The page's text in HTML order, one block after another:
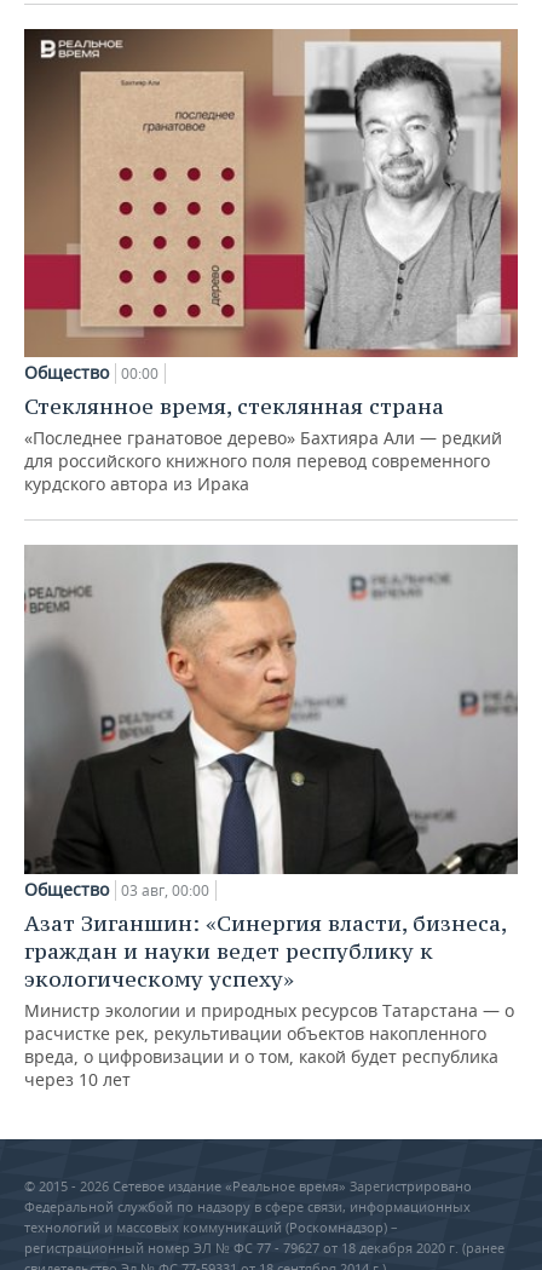
Общество 00:00
Стеклянное время, стеклянная страна
«Последнее гранатовое дерево» Бахтияра Али — редкий
для российского книжного поля перевод современного
курдского автора из Ирака
Общество 03 авг, 00:00
Азат Зиганшин: «Синергия власти, бизнеса,
граждан и науки ведет республику к
экологическому успеху»
Министр экологии и природных ресурсов Татарстана — о
расчистке рек, рекультивации объектов накопленного
вреда, о цифровизации и о том, какой будет республика
через 10 лет
© 2015 - 2026 Сетевое издание «Реальное время» Зарегистрировано
Федеральной службой по надзору в сфере связи, информационных
технологий и массовых коммуникаций (Роскомнадзор) –
регистрационный номер ЭЛ № ФС 77 - 79627 от 18 декабря 2020 г. (ранее